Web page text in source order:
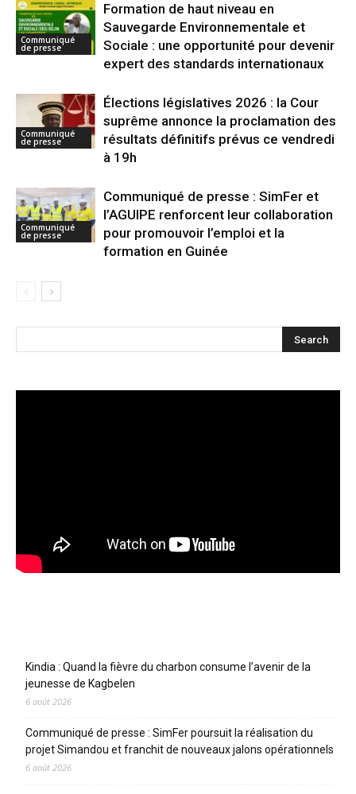
Communiqué
de presse
Formation de haut niveau en
Sauvegarde Environnementale et
Sociale : une opportunité pour devenir
expert des standards internationaux
Communiqué
de presse
Élections législatives 2026 : la Cour
suprême annonce la proclamation des
résultats définitifs prévus ce vendredi
à 19h
Communiqué
de presse
Communiqué de presse : SimFer et
l’AGUIPE renforcent leur collaboration
pour promouvoir l’emploi et la
formation en Guinée
Kindia : Quand la fièvre du charbon consume l’avenir de la
jeunesse de Kagbelen
6 août 2026
Communiqué de presse : SimFer poursuit la réalisation du
projet Simandou et franchit de nouveaux jalons opérationnels
6 août 2026